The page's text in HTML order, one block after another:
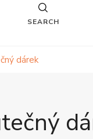
SEARCH
dárek